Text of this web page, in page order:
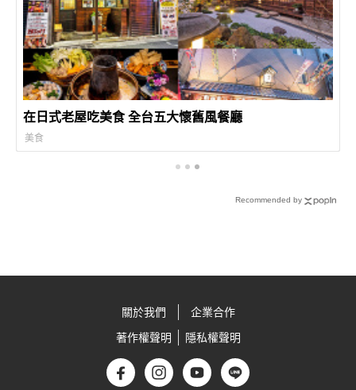
在日式老屋吃美食 全台五大懷舊風餐廳
美食
Recommended by
關於我們
企業合作
著作權聲明
隱私權聲明